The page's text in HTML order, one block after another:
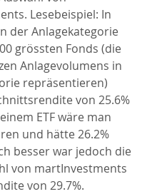
Lesebeispiel: In
der Anlagekategorie
grössten Fonds (die
Anlagevolumens in
repräsentieren)
von 25.6%
ETF wäre man
und hätte 26.2%
besser war jedoch die
von martInvestments
von 29.7%.